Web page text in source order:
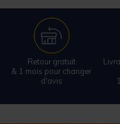
Retour gratuit
& 1 mois pour changer
d'avis